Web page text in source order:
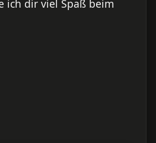
ich dir viel Spaß beim